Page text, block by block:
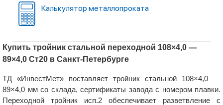
Калькулятор металлопроката
Купить тройник стальной переходной 108×4,0 —
89×4,0 Ст20 в Санкт-Петербурге
ТД «ИнвестМет» поставляет тройник стальной 108×4,0 —
89×4,0 мм со склада, сертификаты завода с номером плавки.
Переходной тройник исп.2 обеспечивает разветвление с